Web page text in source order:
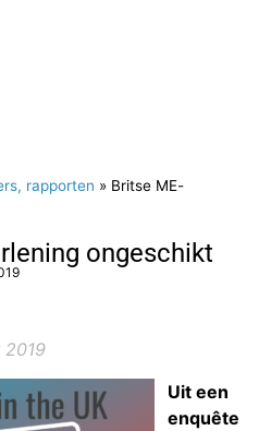
rapporten » Britse ME-
ongeschikt
2019
Uit een
enquête